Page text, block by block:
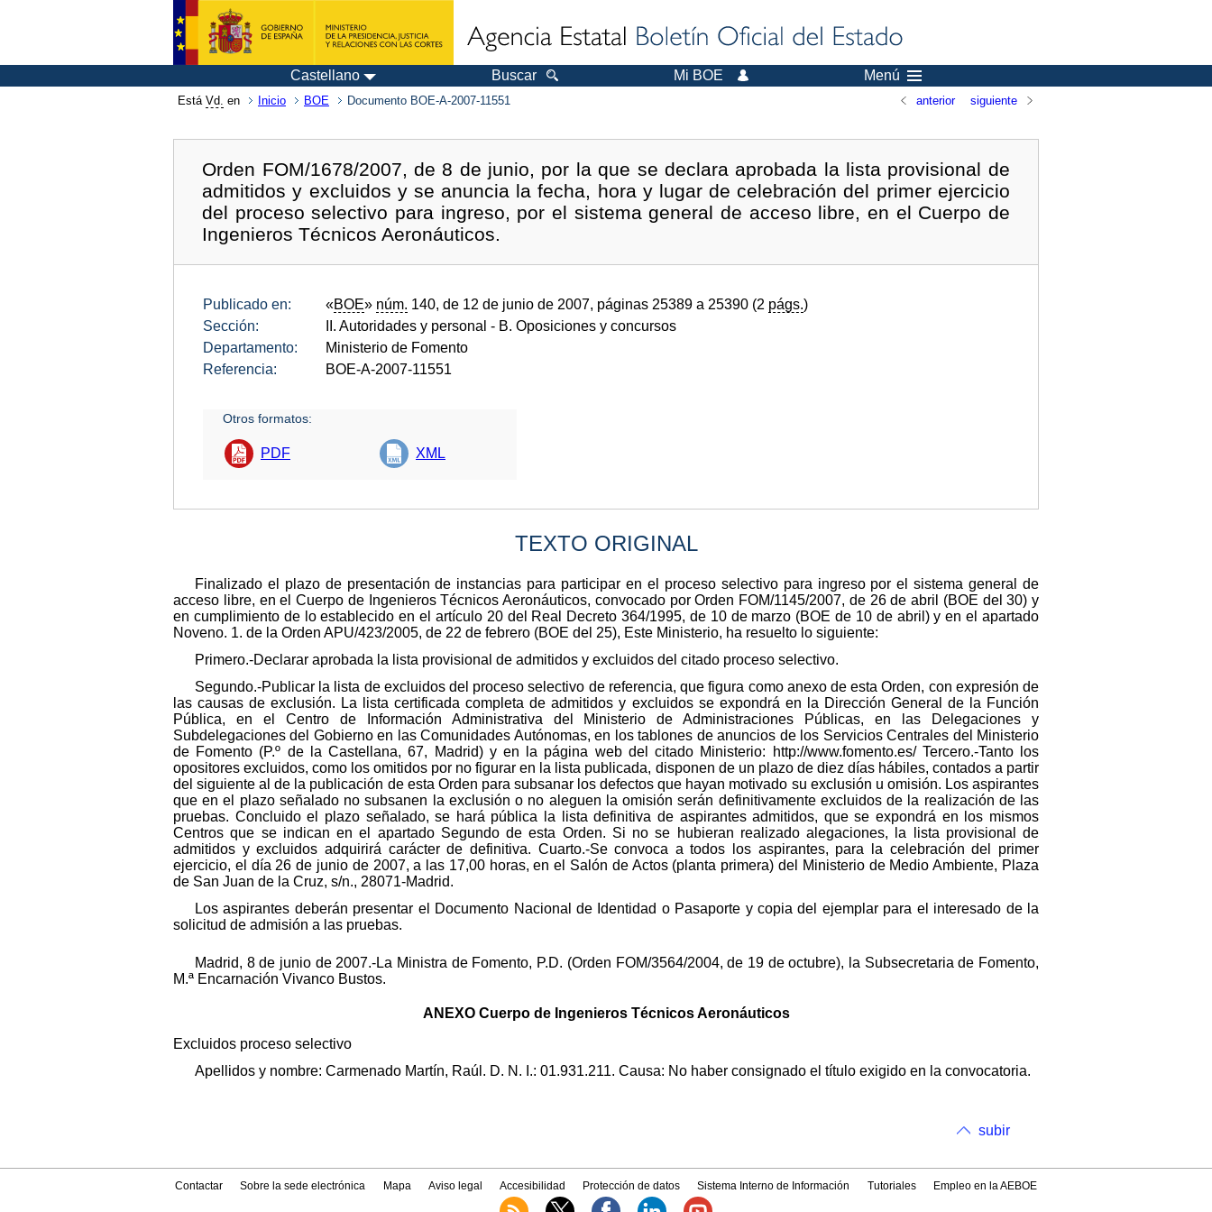
Castellano Buscar Mi BOE Menú
Está Vd. en Inicio BOE Documento BOE-A-2007-11551 anterior siguiente
Orden FOM/1678/2007, de 8 de junio, por la que se declara aprobada la lista provisional de
admitidos y excluidos y se anuncia la fecha, hora y lugar de celebración del primer ejercicio
del proceso selectivo para ingreso, por el sistema general de acceso libre, en el Cuerpo de
Ingenieros Técnicos Aeronáuticos.
Publicado en: «BOE» núm. 140, de 12 de junio de 2007, páginas 25389 a 25390 (2 págs.)
Sección:
II. Autoridades y personal - B. Oposiciones y concursos
Departamento:
Ministerio de Fomento
Referencia:
BOE-A-2007-11551
Otros formatos:
PDF XML
TEXTO ORIGINAL
Finalizado el plazo de presentación de instancias para participar en el proceso selectivo para ingreso por el sistema general de
acceso libre, en el Cuerpo de Ingenieros Técnicos Aeronáuticos, convocado por Orden FOM/1145/2007, de 26 de abril (BOE del 30) y
en cumplimiento de lo establecido en el artículo 20 del Real Decreto 364/1995, de 10 de marzo (BOE de 10 de abril) y en el apartado
Noveno. 1. de la Orden APU/423/2005, de 22 de febrero (BOE del 25), Este Ministerio, ha resuelto lo siguiente:
Primero.-Declarar aprobada la lista provisional de admitidos y excluidos del citado proceso selectivo.
Segundo.-Publicar la lista de excluidos del proceso selectivo de referencia, que figura como anexo de esta Orden, con expresión de
las causas de exclusión. La lista certificada completa de admitidos y excluidos se expondrá en la Dirección General de la Función
Pública, en el Centro de Información Administrativa del Ministerio de Administraciones Públicas, en las Delegaciones y
Subdelegaciones del Gobierno en las Comunidades Autónomas, en los tablones de anuncios de los Servicios Centrales del Ministerio
de Fomento (P.º de la Castellana, 67, Madrid) y en la página web del citado Ministerio: http://www.fomento.es/ Tercero.-Tanto los
opositores excluidos, como los omitidos por no figurar en la lista publicada, disponen de un plazo de diez días hábiles, contados a partir
del siguiente al de la publicación de esta Orden para subsanar los defectos que hayan motivado su exclusión u omisión. Los aspirantes
que en el plazo señalado no subsanen la exclusión o no aleguen la omisión serán definitivamente excluidos de la realización de las
pruebas. Concluido el plazo señalado, se hará pública la lista definitiva de aspirantes admitidos, que se expondrá en los mismos
Centros que se indican en el apartado Segundo de esta Orden. Si no se hubieran realizado alegaciones, la lista provisional de
admitidos y excluidos adquirirá carácter de definitiva. Cuarto.-Se convoca a todos los aspirantes, para la celebración del primer
ejercicio, el día 26 de junio de 2007, a las 17,00 horas, en el Salón de Actos (planta primera) del Ministerio de Medio Ambiente, Plaza
de San Juan de la Cruz, s/n., 28071-Madrid.
Los aspirantes deberán presentar el Documento Nacional de Identidad o Pasaporte y copia del ejemplar para el interesado de la
solicitud de admisión a las pruebas.
Madrid, 8 de junio de 2007.-La Ministra de Fomento, P.D. (Orden FOM/3564/2004, de 19 de octubre), la Subsecretaria de Fomento,
M.ª Encarnación Vivanco Bustos.
ANEXO Cuerpo de Ingenieros Técnicos Aeronáuticos
Excluidos proceso selectivo
Apellidos y nombre: Carmenado Martín, Raúl. D. N. I.: 01.931.211. Causa: No haber consignado el título exigido en la convocatoria.
subir
Contactar Sobre la sede electrónica Mapa Aviso legal Accesibilidad Protección de datos Sistema Interno de Información Tutoriales Empleo en la AEBOE